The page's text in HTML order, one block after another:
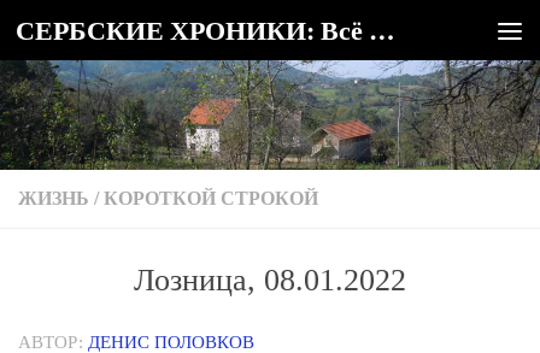
Под записью СЕРБСКИЕ ХРОНИКИ: Всё о Сербии
ЖИЗНЬ / КОРОТКОЙ СТРОКОЙ
Лозница, 08.01.2022
АВТОР: ДЕНИС ПОЛОВКОВ